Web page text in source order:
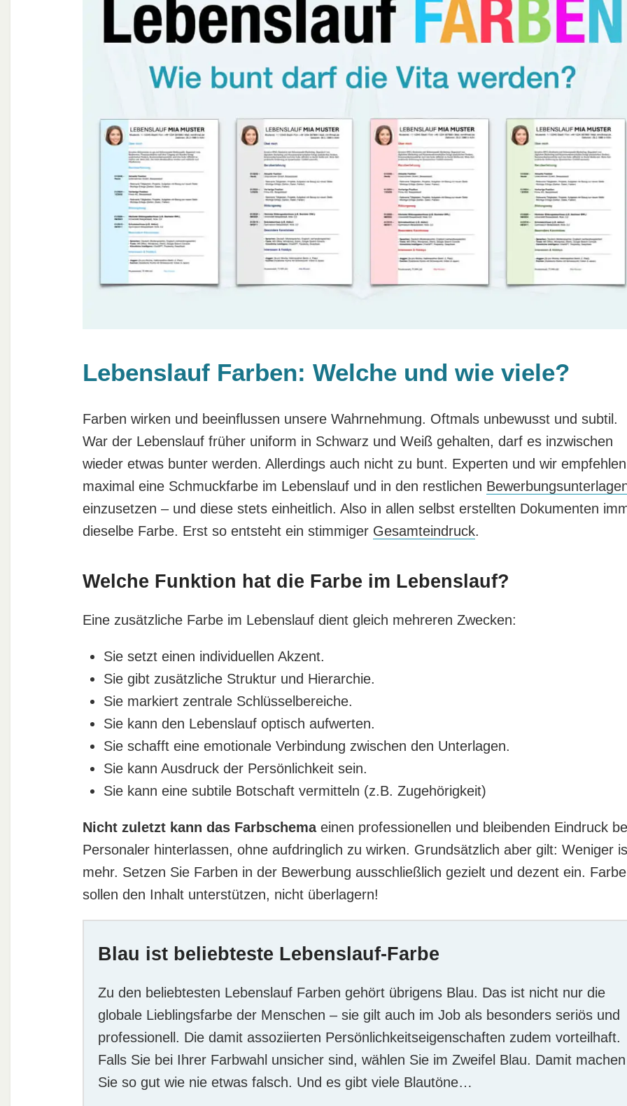
Lebenslauf Farben: Welche und wie viele?
Farben wirken und beeinflussen unsere Wahrnehmung. Oftmals unbewusst und subtil.
War der Lebenslauf früher uniform in Schwarz und Weiß gehalten, darf es inzwischen
wieder etwas bunter werden. Allerdings auch nicht zu bunt. Experten und wir
maximal eine Schmuckfarbe im Lebenslauf und in den restlichen
einzusetzen – und diese stets einheitlich. Also in allen selbst erstellten Dokumenten
dieselbe Farbe. Erst so entsteht ein stimmiger Gesamteindruck.
Welche Funktion hat die Farbe im Lebenslauf?
Eine zusätzliche Farbe im Lebenslauf dient gleich mehreren Zwecken:
Sie setzt einen individuellen Akzent.
Sie gibt zusätzliche Struktur und Hierarchie.
Sie markiert zentrale Schlüsselbereiche.
Sie kann den Lebenslauf optisch aufwerten.
Sie schafft eine emotionale Verbindung zwischen den Unterlagen.
Sie kann Ausdruck der Persönlichkeit sein.
Sie kann eine subtile Botschaft vermitteln (z.B. Zugehörigkeit)
Nicht zuletzt kann das Farbschemaeinen professionellen und bleibenden Eindruck
Personaler hinterlassen, ohne aufdringlich zu wirken. Grundsätzlich aber gilt: Weniger
mehr. Setzen Sie Farben in der Bewerbung ausschließlich gezielt und dezent ein.
sollen den Inhalt unterstützen, nicht überlagern!
Blau ist beliebteste Lebenslauf-Farbe
Zu den beliebtesten Lebenslauf Farben gehört übrigens Blau. Das ist nicht nur die
globale Lieblingsfarbe der Menschen – sie gilt auch im Job als besonders seriös und
professionell. Die damit assoziierten Persönlichkeitseigenschaften zudem vorteilhaft.
Falls Sie bei Ihrer Farbwahl unsicher sind, wählen Sie im Zweifel Blau. Damit machen
Sie so gut wie nie etwas falsch. Und es gibt viele Blautöne…